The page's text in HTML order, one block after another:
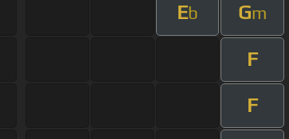
Eb Gm
F
F